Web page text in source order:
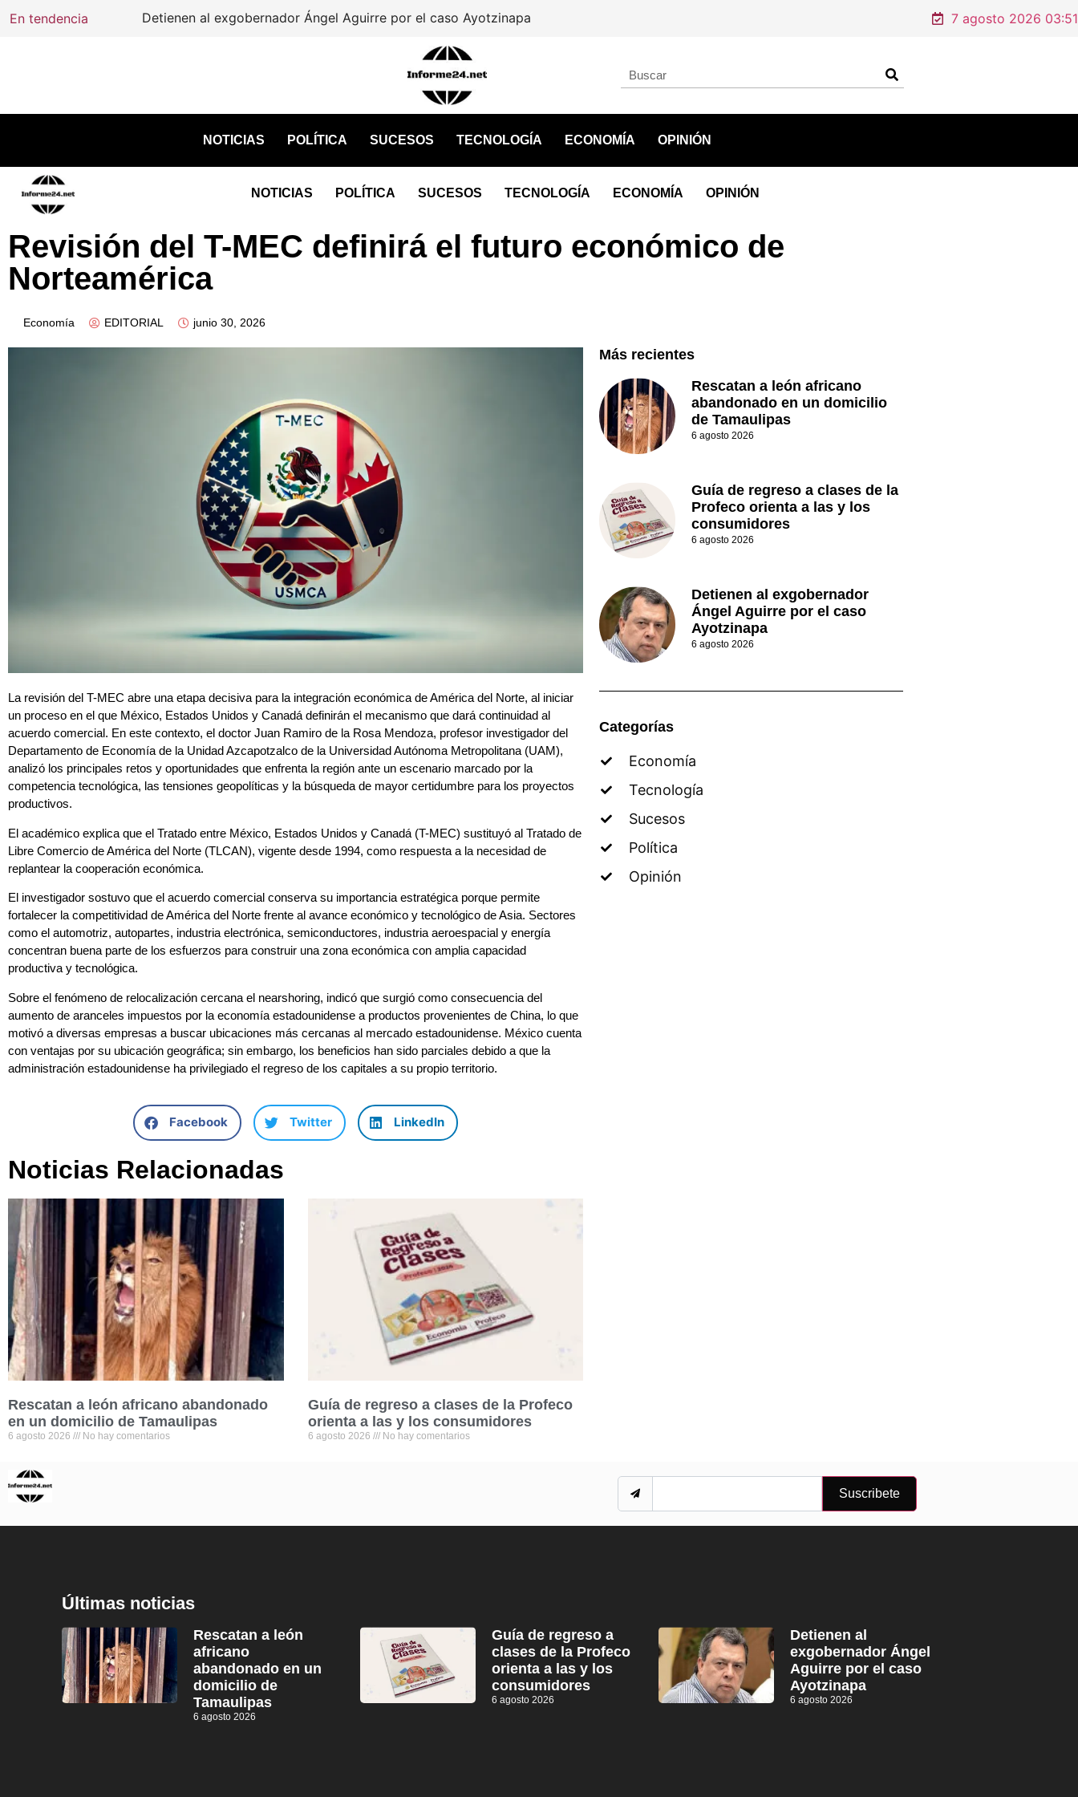
En tendencia Detienen al exgobernador Ángel Aguirre por el caso Ayotzinapa 7 agosto 2026 03:51
NOTICIAS POLÍTICA SUCESOS TECNOLOGÍA ECONOMÍA OPINIÓN
NOTICIAS POLÍTICA SUCESOS TECNOLOGÍA ECONOMÍA OPINIÓN
Revisión del T-MEC definirá el futuro económico de
Norteamérica
Economía EDITORIAL junio 30, 2026
La revisión del T-MEC abre una etapa decisiva para la integración económica de América del Norte, al iniciar
un proceso en el que México, Estados Unidos y Canadá definirán el mecanismo que dará continuidad al
acuerdo comercial. En este contexto, el doctor Juan Ramiro de la Rosa Mendoza, profesor investigador del
Departamento de Economía de la Unidad Azcapotzalco de la Universidad Autónoma Metropolitana (UAM),
analizó los principales retos y oportunidades que enfrenta la región ante un escenario marcado por la
competencia tecnológica, las tensiones geopolíticas y la búsqueda de mayor certidumbre para los proyectos
productivos.
El académico explica que el Tratado entre México, Estados Unidos y Canadá (T-MEC) sustituyó al Tratado de
Libre Comercio de América del Norte (TLCAN), vigente desde 1994, como respuesta a la necesidad de
replantear la cooperación económica.
El investigador sostuvo que el acuerdo comercial conserva su importancia estratégica porque permite
fortalecer la competitividad de América del Norte frente al avance económico y tecnológico de Asia. Sectores
como el automotriz, autopartes, industria electrónica, semiconductores, industria aeroespacial y energía
concentran buena parte de los esfuerzos para construir una zona económica con amplia capacidad
productiva y tecnológica.
Sobre el fenómeno de relocalización cercana el nearshoring, indicó que surgió como consecuencia del
aumento de aranceles impuestos por la economía estadounidense a productos provenientes de China, lo que
motivó a diversas empresas a buscar ubicaciones más cercanas al mercado estadounidense. México cuenta
con ventajas por su ubicación geográfica; sin embargo, los beneficios han sido parciales debido a que la
administración estadounidense ha privilegiado el regreso de los capitales a su propio territorio.
Facebook Twitter LinkedIn
Noticias Relacionadas
Rescatan a león africano abandonado
en un domicilio de Tamaulipas
6 agosto 2026 No hay comentarios
Guía de regreso a clases de la Profeco
orienta a las y los consumidores
6 agosto 2026 No hay comentarios
Más recientes
Rescatan a león africano
abandonado en un domicilio
de Tamaulipas
6 agosto 2026
Guía de regreso a clases de la
Profeco orienta a las y los
consumidores
6 agosto 2026
Detienen al exgobernador
Ángel Aguirre por el caso
Ayotzinapa
6 agosto 2026
Categorías
Economía
Tecnología
Sucesos
Política
Opinión
Suscribete
Últimas noticias
Rescatan a león
africano
abandonado en un
domicilio de
Tamaulipas
6 agosto 2026
Guía de regreso a
clases de la Profeco
orienta a las y los
consumidores
6 agosto 2026
Detienen al
exgobernador Ángel
Aguirre por el caso
Ayotzinapa
6 agosto 2026